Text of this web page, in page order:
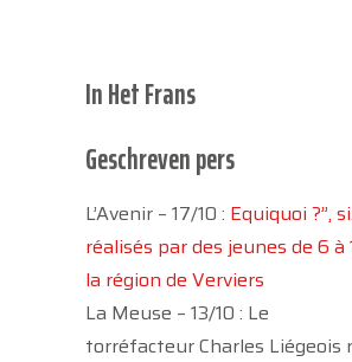
In Het Frans
Geschreven pers
L’Avenir – 17/10 : Equiquoi ?”,
réalisés par des jeunes de 6 à
la région de Verviers
La Meuse – 13/10 : Le
torréfacteur Charles Liégeois